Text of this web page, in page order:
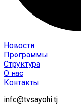
Новости
Программы
Структура
О нас
Контакты
info@tvsayohi.tj